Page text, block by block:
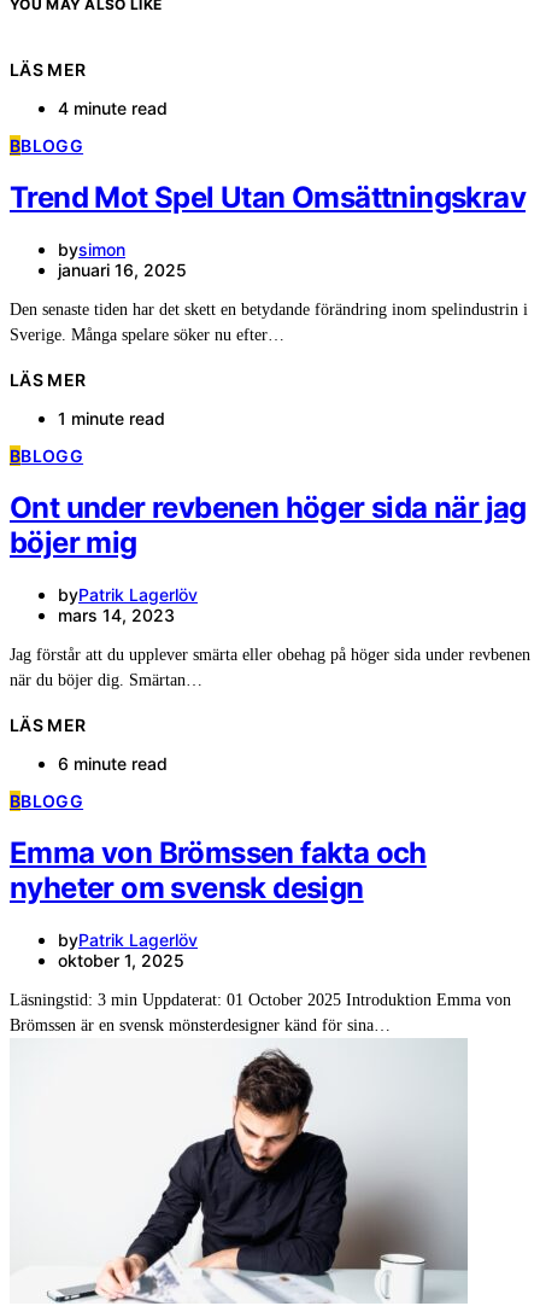
YOU MAY ALSO LIKE
LÄS MER
4 minute read
BBLOGG
Trend Mot Spel Utan Omsättningskrav
bysimon
januari 16, 2025
Den senaste tiden har det skett en betydande förändring inom spelindustrin i
Sverige. Många spelare söker nu efter…
LÄS MER
1 minute read
BBLOGG
Ont under revbenen höger sida när jag
böjer mig
byPatrik Lagerlöv
mars 14, 2023
Jag förstår att du upplever smärta eller obehag på höger sida under revbenen
när du böjer dig. Smärtan…
LÄS MER
6 minute read
BBLOGG
Emma von Brömssen fakta och
nyheter om svensk design
byPatrik Lagerlöv
oktober 1, 2025
Läsningstid: 3 min Uppdaterat: 01 October 2025 Introduktion Emma von
Brömssen är en svensk mönsterdesigner känd för sina…